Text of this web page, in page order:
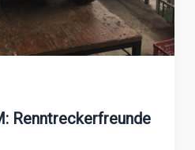
Renntreckerfreunde